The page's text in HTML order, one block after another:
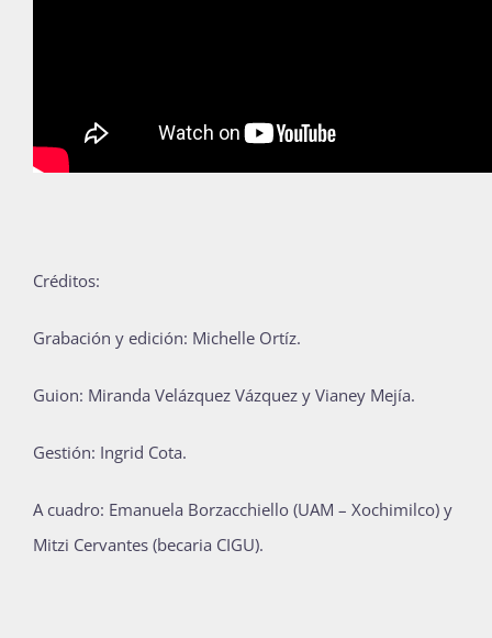
Créditos:
Grabación y edición: Michelle Ortíz.
Guion: Miranda Velázquez Vázquez y Vianey Mejía.
Gestión: Ingrid Cota.
A cuadro: Emanuela Borzacchiello (UAM – Xochimilco) y
Mitzi Cervantes (becaria CIGU).